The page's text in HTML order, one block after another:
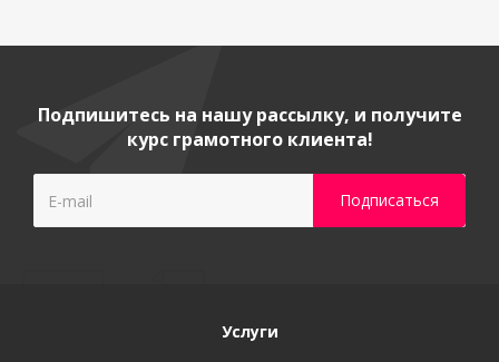
Подпишитесь на нашу рассылку, и получите
курс грамотного клиента!
Услуги